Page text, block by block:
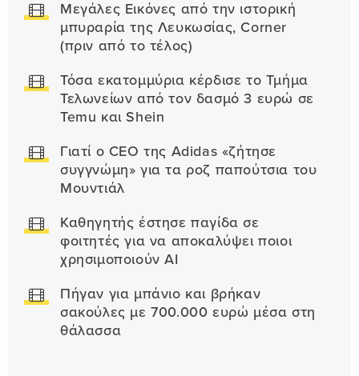
Μεγάλες Εικόνες από την ιστορική
μπυραρία της Λευκωσίας, Corner
(πριν από το τέλος)
Τόσα εκατομμύρια κέρδισε το Τμήμα
Τελωνείων από τον δασμό 3 ευρώ σε
Temu και Shein
Γιατί ο CEO της Adidas «ζήτησε
συγγνώμη» για τα ροζ παπούτσια του
Μουντιάλ
Καθηγητής έστησε παγίδα σε
φοιτητές για να αποκαλύψει ποιοι
χρησιμοποιούν AI
Πήγαν για μπάνιο και βρήκαν
σακούλες με 700.000 ευρώ μέσα στη
θάλασσα